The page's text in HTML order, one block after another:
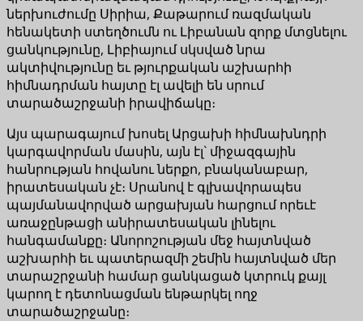
ներխուժումը Սիրիա, Քաթարում ռազմական
հենակետի ստեղծումն ու Լիբանան զորք մտցնելու
ցանկությունը, Լիբիայում սկսված նրա
ակտիվությունը եւ թյուրքական աշխարհի
հիմնադրման հայտը էլ ավելի են սրում
տարածաշրջանի իրավիճակը։
Այս պարագայում խոսել Արցախի հիմնախնդրի
կարգավորման մասին, այն էլ` միջազգային
հանրության հովանու ներքո, բնականաբար,
իրատեսական չէ։ Սրանով է գլխավորապես
պայմանավորված արցախյան հարցում որեւէ
առաջընթացի անիրատեսական լինելու
հանգամանքը։ Անորոշության մեջ հայտնված
աշխարհի եւ պատերազմի շեմին հայտնված մեր
տարաշրջանի համար ցանկացած կտրուկ քայլ
կարող է դետոնացման ենթարկել ողջ
տարածաշրջանը։